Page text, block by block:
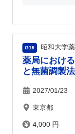
G19 昭和大学
薬局におけ
と無菌調製
2027/01/23
東京都
4,000 円